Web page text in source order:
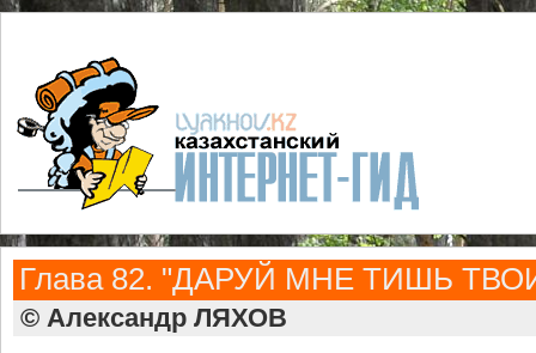
Глава 82. "ДАРУЙ МНЕ ТИШЬ
© Александр ЛЯХОВ